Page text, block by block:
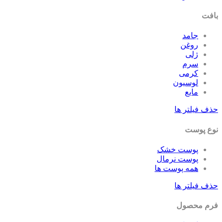
جامد
روغن
ژلی
سرم
کرمی
لوسیون
مایع
فیلتر ها
پوست
پوست خشک
پوست نرمال
همه پوست ها
فیلتر ها
محصول